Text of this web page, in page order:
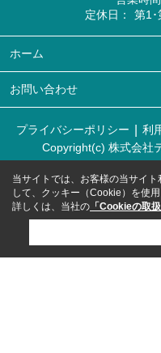
定休日：
第1
ホーム
お問い合わせ
プライバシーポリシー 利
Copyright(c) 株式会社
当サイトでは、お客様の当サイ
して、クッキー（Cookie）を使用
詳しくは、当社の 「Cookieの取